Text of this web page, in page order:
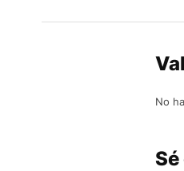
No